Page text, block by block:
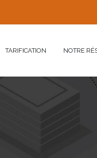
TARIFICATION NOTRE